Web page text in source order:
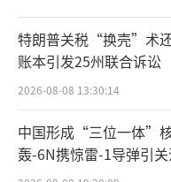
特朗普关税“换壳”术
账本引发25州联合诉讼
2026-08-08 13:30:14
中国形成“三位一体”
轰-6N携惊雷-1导弹引